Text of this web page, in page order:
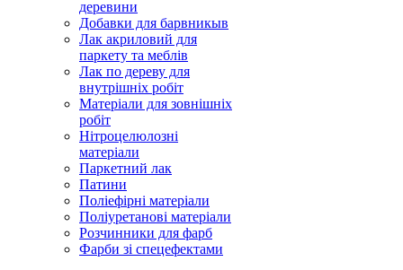
деревини
Добавки для барвникыв
Лак акриловий для
паркету та меблів
Лак по дереву для
внутрішніх робіт
Матеріали для зовнішніх
робіт
Нітроцелюлозні
матеріали
Паркетний лак
Патини
Поліефірні матеріали
Поліуретанові матеріали
Розчинники для фарб
Фарби зі спецефектами